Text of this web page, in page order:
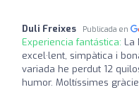
Duli Freixes Publicada en
Experiencia fantástica: La
excel·lent, simpàtica i
variada he perdut 12
humor. Moltíssimes